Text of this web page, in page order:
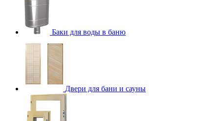
Баки для воды в баню
Двери для бани и сауны